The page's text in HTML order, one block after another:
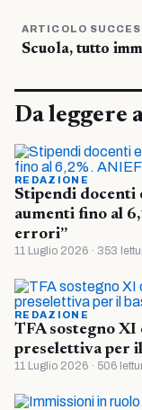
ARTICOLO
Scuola, tutto
Da leggere
REDAZIONE
Stipendi docenti
aumenti fino al
errori”
11 Luglio 2026 · 353
REDAZIONE
TFA sostegno XI
preselettiva per
11 Luglio 2026 · 506